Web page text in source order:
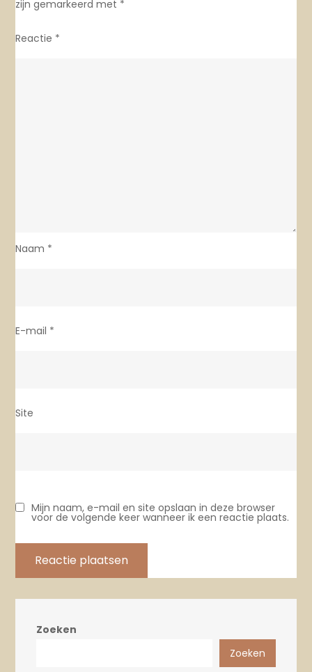
zijn gemarkeerd met *
Reactie *
Naam *
E-mail *
Site
Mijn naam, e-mail en site opslaan in deze browser
voor de volgende keer wanneer ik een reactie plaats.
Zoeken
Zoeken